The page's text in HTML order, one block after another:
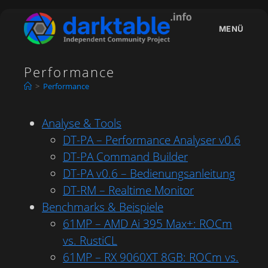
springen
MENÜ
Performance
> Performance
Analyse & Tools
DT-PA – Performance Analyser v0.6
DT-PA Command Builder
DT-PA v0.6 – Bedienungsanleitung
DT-RM – Realtime Monitor
Benchmarks & Beispiele
61MP – AMD Ai 395 Max+: ROCm
vs. RustiCL
61MP – RX 9060XT 8GB: ROCm vs.